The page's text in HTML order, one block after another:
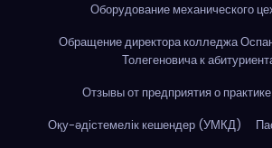
Оборудование механического
Обращение директора колледжа
Толегеновича к
Отзывы от предприятия о
Оқу-әдістемелік кешендер (УМКД)